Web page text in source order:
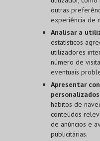
outras
experiência de
Analisar a
estatísticos
utilizadores
número de
eventuais
Apresentar
personalizados
hábitos de
conteúdos
de anúncios e
publicitárias.